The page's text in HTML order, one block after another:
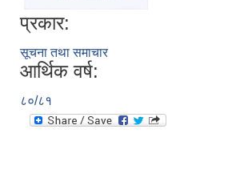
प्रकार:
सूचना तथा समाचार
आर्थिक वर्ष:
८०/८१